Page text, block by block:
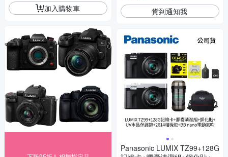
加入購物車 貨到通知我
Panasonic LUMIX TZ99+128G